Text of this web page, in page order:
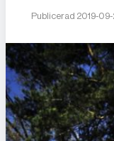
Publicerad 2019-